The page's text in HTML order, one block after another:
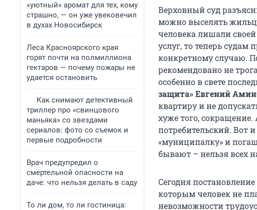
«уютный» аромат для тех, кому
страшно, — он уже увековечил
в духах Новосибирск
Леса Красноярского края
горят почти на полмиллиона
гектаров — почему пожары не
удается остановить
Как снимают детективный
триллер про «свинцового
маньяка» со звездами
сериалов: фото со съемок и
первые подробности
Врач предупредил о
смертельной опасности на
даче: что нельзя делать в саду
То ли дом, то ли гостиница:
Верховный суд
можно выселять
человека лишали
услуг, то теперь
конкретному случаю.
рекомендовано не
особенно в свете
защита» Евгений
квартиру и не
хуже того,
потребительский. Вот
«муниципалку» и
бывают – нельзя всех
Сегодня
которым человек не
невозможности